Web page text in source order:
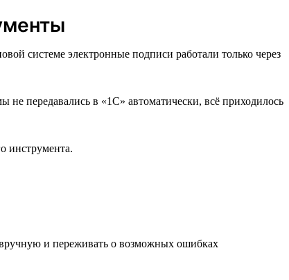
системе электронные подписи работали только через
передавались в «1С» автоматически, всё приходилось
инструмента.
и переживать о возможных ошибках